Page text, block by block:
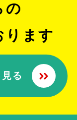
の
ります
る